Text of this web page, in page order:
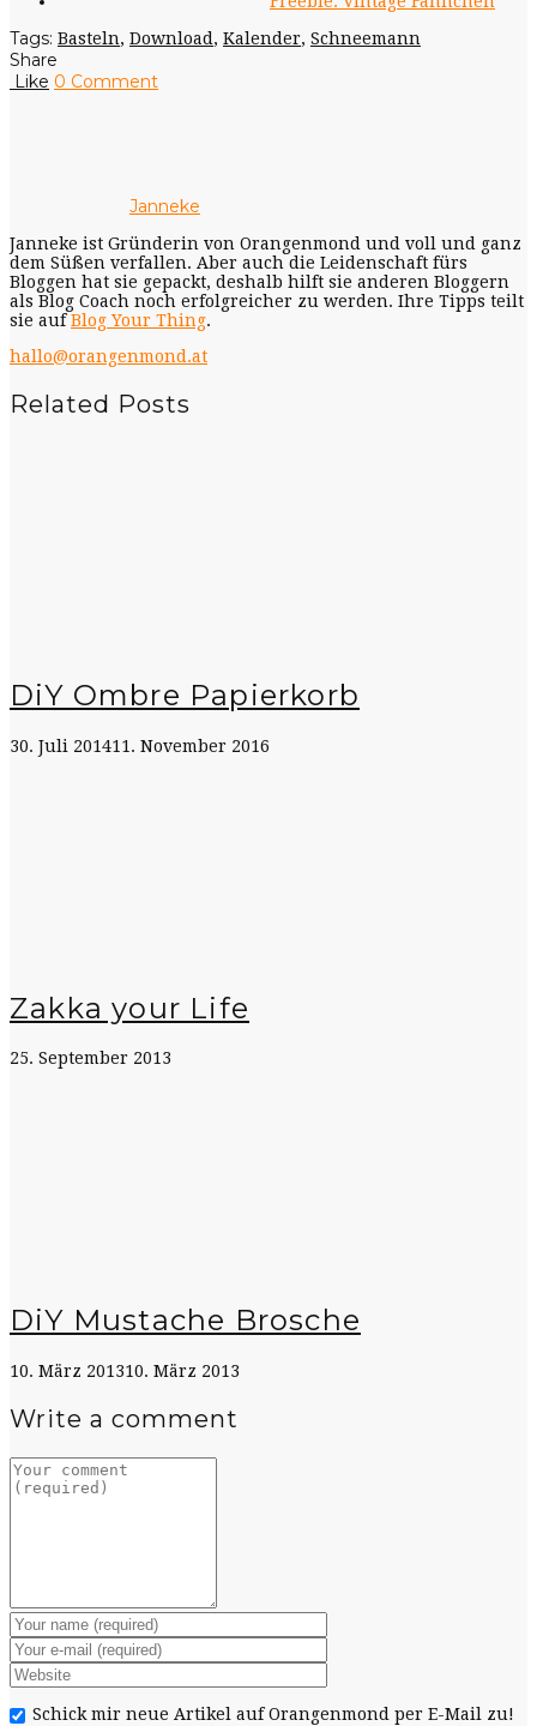
Tags: Basteln, Download , Kalender, Schneemann
Share
Like 0 Comment
Janneke
Janneke ist Gründerin von Orangenmond und voll und ganz
dem Süßen verfallen. Aber auch die Leidenschaft fürs
Bloggen hat sie gepackt, deshalb hilft sie anderen Bloggern
als Blog Coach noch erfolgreicher zu werden. Ihre Tipps teilt
sie aufBlog Your Thing.
hallo@orangenmond.at
Related Posts
DiY Ombre Papierkorb
30. Juli 201411. November 2016
Zakka your Life
25. September 2013
DiY Mustache Brosche
10. März 201310. März 2013
Write a comment
Schick mir neue Artikel auf Orangenmond per E-Mail zu!